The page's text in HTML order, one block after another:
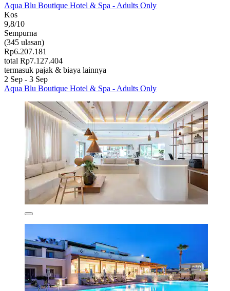
Aqua Blu Boutique Hotel & Spa - Adults Only
Kos
9,8/10
Sempurna
(345 ulasan)
Rp6.207.181
total Rp7.127.404
termasuk pajak & biaya lainnya
2 Sep - 3 Sep
Aqua Blu Boutique Hotel & Spa - Adults Only